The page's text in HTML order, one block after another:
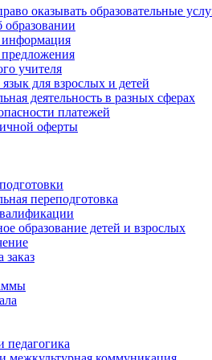
оказывать образовательные
учителя
для взрослых и детей
деятельность в разных сферах
платежей
оферты
переподготовка
образование детей и взрослых
педагогика